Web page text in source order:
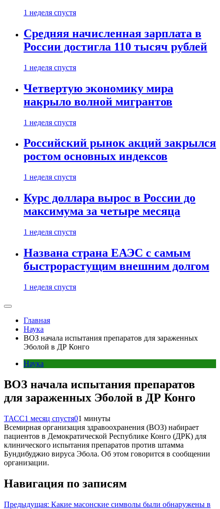
1 неделя спустя
Средняя начисленная зарплата в
России достигла 110 тысяч рублей
1 неделя спустя
Четвертую экономику мира
накрыло волной мигрантов
1 неделя спустя
Российский рынок акций закрылся
ростом основных индексов
1 неделя спустя
Курс доллара вырос в России до
максимума за четыре месяца
1 неделя спустя
Названа страна ЕАЭС с самым
быстрорастущим внешним долгом
1 неделя спустя
Главная
Наука
ВОЗ начала испытания препаратов для зараженных
Эболой в ДР Конго
Наука
ВОЗ начала испытания препаратов
для зараженных Эболой в ДР Конго
ТАСС1 месяц спустя01 минуты
Всемирная организация здравоохранения (ВОЗ) набирает
пациентов в Демократической Республике Конго (ДРК) для
клинического испытания препаратов против штамма
Бундибуджио вируса Эбола. Об этом говорится в сообщении
организации.
Навигация по записям
Предыдущая: Какие масонские символы были обнаружены в